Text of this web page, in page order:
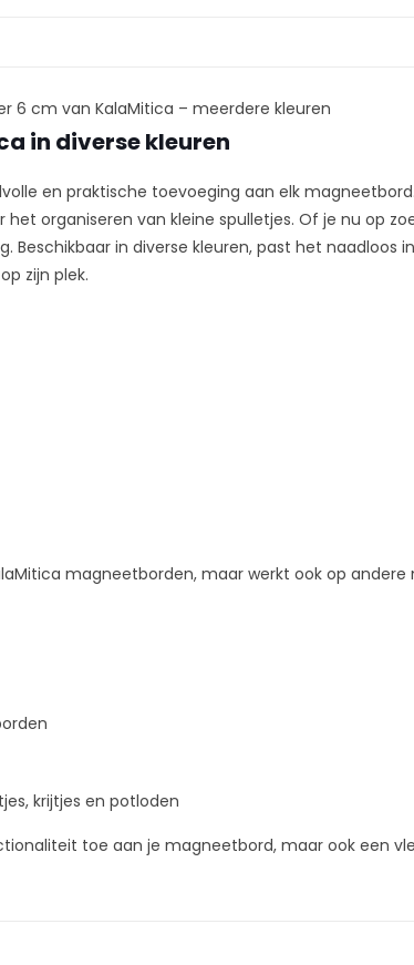
6 cm van KalaMitica – meerdere kleuren
in diverse kleuren
en praktische toevoeging aan elk
organiseren van kleine spulletjes. Of je nu op
Beschikbaar in diverse kleuren, past het naadloos
zijn plek.
magneetborden, maar werkt ook op
krijtjes en potloden
toe aan je magneetbord, maar ook een